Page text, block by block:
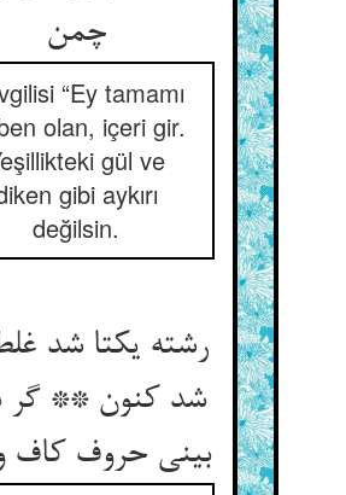
“Ey tamamı
olan, içeri gir.
gül ve
gibi aykırı
değilsin.
رشته یکتا شد
شد کنون ** گر
بینی حروف کاف و نون‌‌